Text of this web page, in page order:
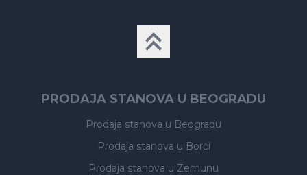
PRODAJA STANOVA U BEOGRADU
Prodaja stanova u Beogradu
Prodaja stanova u Borči
Prodaja stanova u Zemunu